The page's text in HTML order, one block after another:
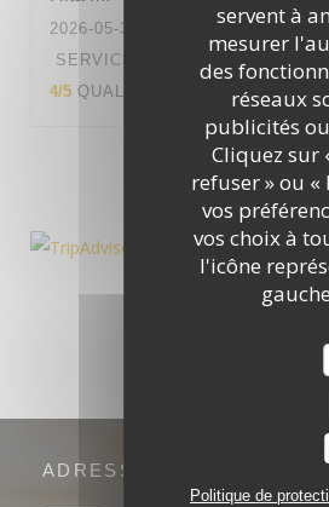
servent à
mesurer
des
réseaux
publicités
Cliquez sur
refuser » ou
vos
vos choix à
l'icône
Politique de
2026-05-31
- 12:15 - COUVERTS 4
SERVICE
AMBIANCE
4/5 QUALITÉ / PRIX 4/5
1 2
ADRESSE